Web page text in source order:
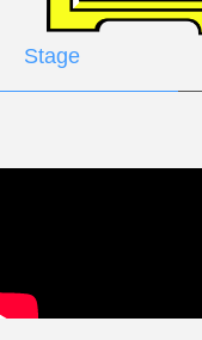
Stage